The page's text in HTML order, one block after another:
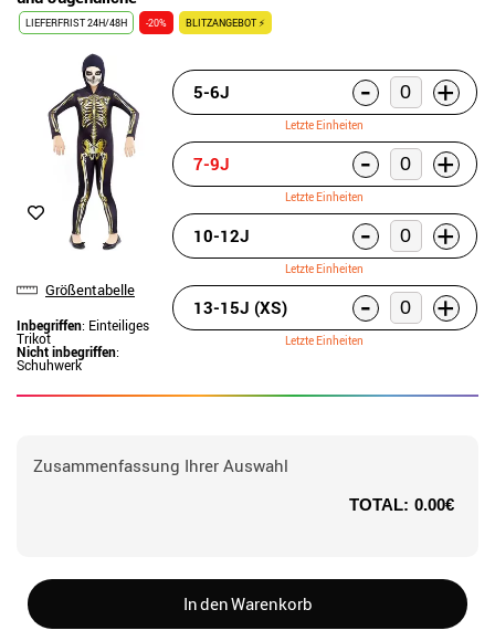
LIEFERFRIST 24H/48H -20% BLITZANGEBOT ⚡
Größentabelle
Inbegriffen: Einteiliges
Trikot
Nicht inbegriffen:
Schuhwerk
5-6J - +
Letzte Einheiten
7-9J - +
Letzte Einheiten
10-12J - +
Letzte Einheiten
13-15J (XS) - +
Letzte Einheiten
Zusammenfassung Ihrer Auswahl
TOTAL: 0.00€
In den Warenkorb